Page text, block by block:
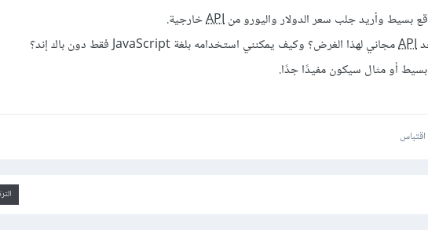
بسيط وأريد جلب سعر الدولار واليورو منAPIخارجية.
APIمجاني لهذا الغرض؟ وكيف يمكنني استخدامه بلغة JavaScript فقط دون باك إند؟
أو مثال سيكون مفيدًا جدًا.
اقتباس